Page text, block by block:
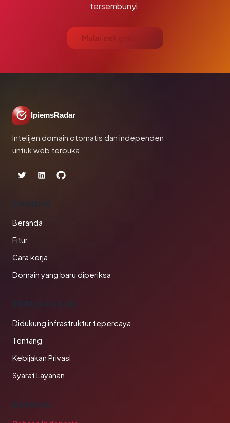
tersembunyi.
Mulai cek gratis →
IpiemsRadar
Intelijen domain otomatis dan independen
untuk web terbuka.
PRODUK
Beranda
Fitur
Cara kerja
Domain yang baru diperiksa
PERUSAHAAN
Didukung infrastruktur tepercaya
Tentang
Kebijakan Privasi
Syarat Layanan
BAHASA